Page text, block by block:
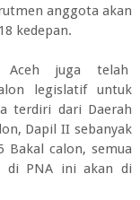
anggota akan
kedepan.
Aceh juga telah
legislatif untuk
terdiri dari Daerah
Dapil II sebanyak
Bakal calon, semua
di PNA ini akan di